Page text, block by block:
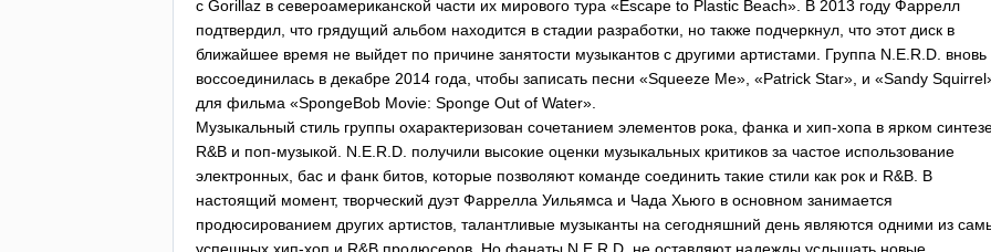
с Gorillaz в североамериканской части их мирового тура «Escape to Plastic Beach». В 2013 году Фаррелл
подтвердил, что грядущий альбом находится в стадии разработки, но также подчеркнул, что этот диск в
ближайшее время не выйдет по причине занятости музыкантов с другими артистами. Группа N.E.R.D. вновь
воссоединилась в декабре 2014 года, чтобы записать песни «Squeeze Me», «Patrick Star», и «Sandy Squirrel
для фильма «SpongeBob Movie: Sponge Out of Water».
Музыкальный стиль группы охарактеризован сочетанием элементов рока, фанка и хип-хопа в ярком
R&B и поп-музыкой. N.E.R.D. получили высокие оценки музыкальных критиков за частое использование
электронных, бас и фанк битов, которые позволяют команде соединить такие стили как рок и R&B. В
настоящий момент, творческий дуэт Фаррелла Уильямса и Чада Хьюго в основном занимается
продюсированием других артистов, талантливые музыканты на сегодняшний день являются одними из